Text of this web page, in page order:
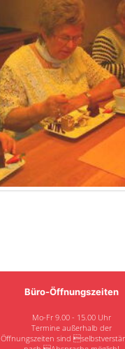
Büro-Öffnungszeiten
Mo-Fr 9.00 - 15.00 Uhr
Termine außerhalb der
Öffnungszeiten sind